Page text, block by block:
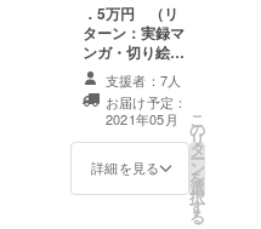
．5万円 （リ
ターン：実録マ
ンガ・切り絵
カード・レジン
キーホルダー）
支援者：7人
お届け予定：
2021年05月
詳細を見る
こ
の
リ
タ
ー
ン
を
選
択
す
る